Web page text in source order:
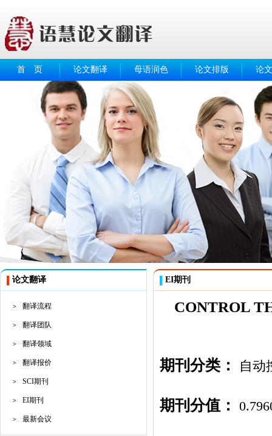
首 页 论文翻译 母语润色 论文排版 论
论文翻译
> 翻译流程
> 翻译团队
> 翻译领域
> 翻译报价
> SCI期刊
> EI期刊
> 最新会议
EI期刊
CONTROL
期刊分类： 自动
期刊分值：